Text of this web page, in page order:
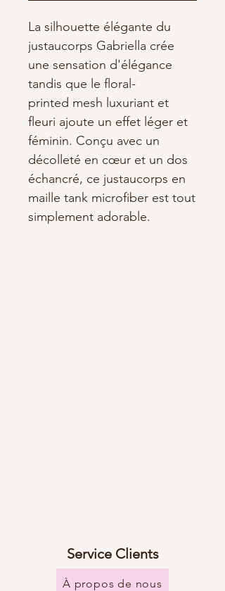
La silhouette élégante du
justaucorps Gabriella crée
une sensation d'élégance
tandis que le floral-
printed mesh luxuriant et
fleuri ajoute un effet léger et
féminin. Conçu avec un
décolleté en cœur et un dos
échancré, ce justaucorps en
maille tank microfiber est tout
simplement adorable.
Service Clients
À propos de nous